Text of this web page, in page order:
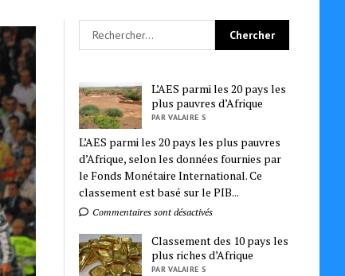
L’AES parmi les 20 pays les
plus pauvres d’Afrique
PAR VALAIRE S
L’AES parmi les 20 pays les plus pauvres
d’Afrique, selon les données fournies par
le Fonds Monétaire International. Ce
classement est basé sur le PIB...
Commentaires sont désactivés
Classement des 10 pays les
plus riches d’Afrique
PAR VALAIRE S